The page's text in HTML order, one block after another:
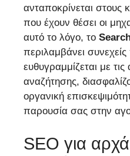
ανταποκρίνεται στους
που έχουν θέσει οι
αυτό το λόγο, το
περιλαμβάνει
ευθυγραμμίζεται με
αναζήτησης,
οργανική
παρουσία σας στην
SEO για